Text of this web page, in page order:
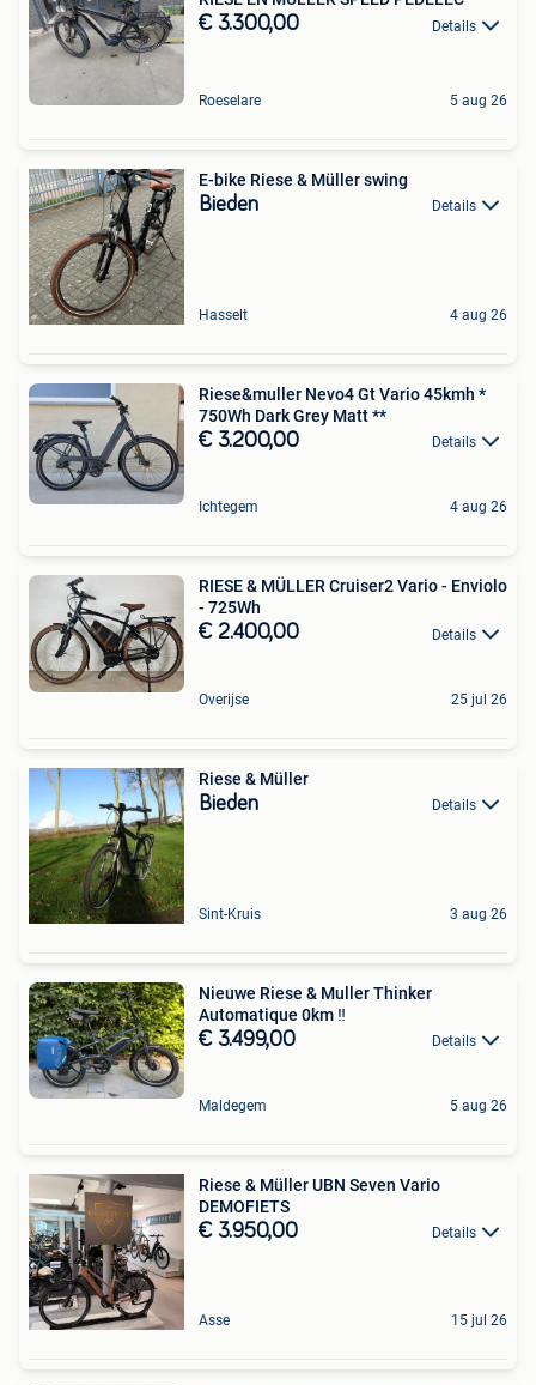
€ 3.300,00 Details
Roeselare 5 aug 26
E-bike Riese & Müller swing
Bieden Details
Hasselt 4 aug 26
Riese&muller Nevo4 Gt Vario 45kmh *
750Wh Dark Grey Matt **
€ 3.200,00 Details
Ichtegem 4 aug 26
RIESE & MÜLLER Cruiser2 Vario - Enviolo
- 725Wh
€ 2.400,00 Details
Overijse 25 jul 26
Riese & Müller
Bieden Details
Sint-Kruis 3 aug 26
Nieuwe Riese & Muller Thinker
Automatique 0km ‼️
€ 3.499,00 Details
Maldegem 5 aug 26
Riese & Müller UBN Seven Vario
DEMOFIETS
€ 3.950,00 Details
Asse 15 jul 26